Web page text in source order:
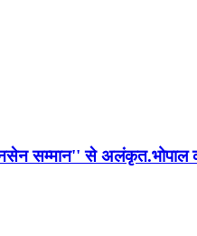
सम्मान'' से अलंकृत.भोपाल